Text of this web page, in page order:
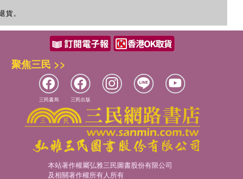
。
聚焦三民 >>
三民書局 三民出版
本站著作權屬弘雅三民圖書股份有限公司
及相關著作權所有人所有